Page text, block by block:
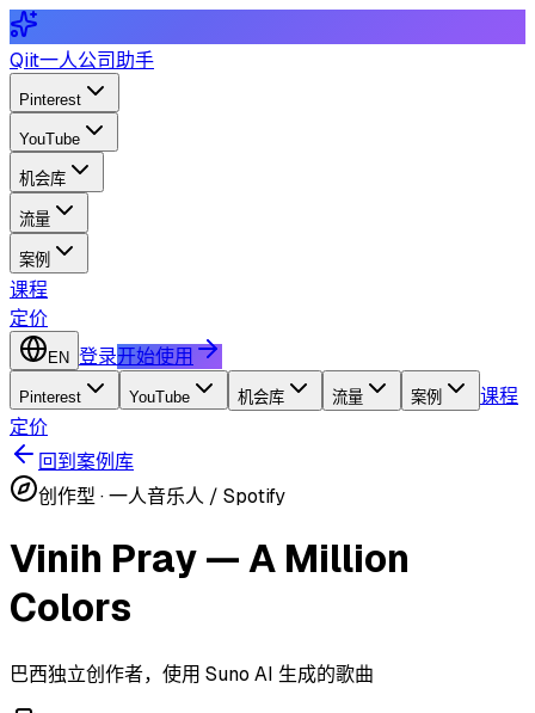
Qiit一人公司助手
Pinterest
YouTube
机会库
流量
案例
课程
定价
EN 登录开始使用
Pinterest YouTube 机会库 流量 案例
课程
定价
回到案例库
创作型 ·一人音乐人 / Spotify
Vinih Pray — A Million
Colors
巴西独立创作者，使用 Suno AI 生成的歌曲